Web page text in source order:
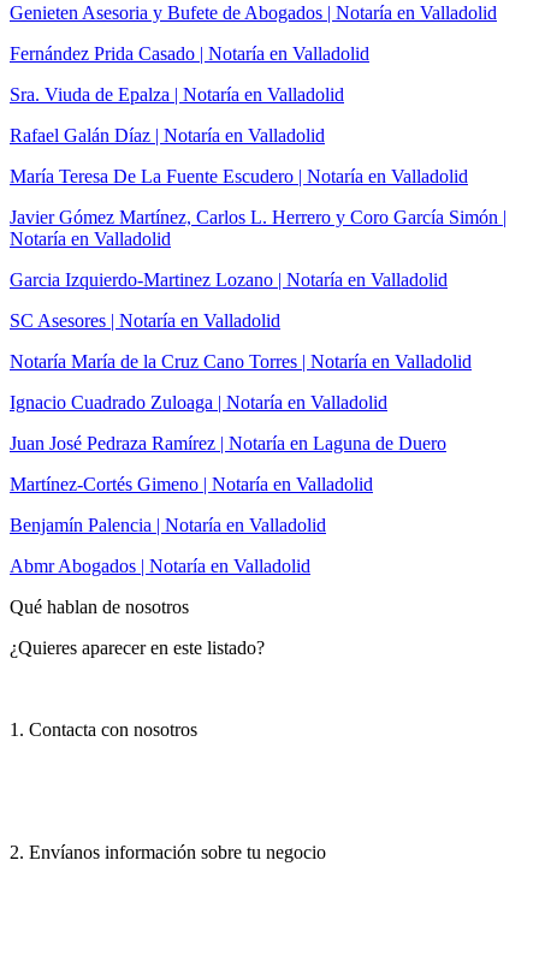
Genieten Asesoria y Bufete de Abogados | Notaría en Valladolid
Fernández Prida Casado | Notaría en Valladolid
Sra. Viuda de Epalza | Notaría en Valladolid
Rafael Galán Díaz | Notaría en Valladolid
María Teresa De La Fuente Escudero | Notaría en Valladolid
Javier Gómez Martínez, Carlos L. Herrero y Coro García Simón |
Notaría en Valladolid
Garcia Izquierdo-Martinez Lozano | Notaría en Valladolid
SC Asesores | Notaría en Valladolid
Notaría María de la Cruz Cano Torres | Notaría en Valladolid
Ignacio Cuadrado Zuloaga | Notaría en Valladolid
Juan José Pedraza Ramírez | Notaría en Laguna de Duero
Martínez-Cortés Gimeno | Notaría en Valladolid
Benjamín Palencia | Notaría en Valladolid
Abmr Abogados | Notaría en Valladolid
Qué hablan de nosotros
¿Quieres aparecer en este listado?
1. Contacta con nosotros
2. Envíanos información sobre tu negocio